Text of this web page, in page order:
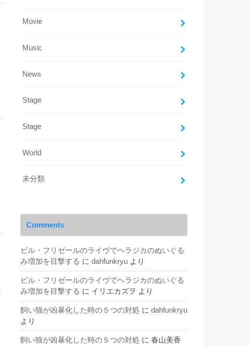
Movie
Music
News
Stage
Stage
World
未分類
Comments
ビル・フリゼールのライヴでヘラジカのぬいぐる
み増加を目撃する に dahfunkryu より
ビル・フリゼールのライヴでヘラジカのぬいぐる
み増加を目撃する に イリエカズヲ より
飼い猫が凶暴化した時の５つの対処 に dahfunkryu
より
飼い猫が凶暴化した時の５つの対処 に 春山美香